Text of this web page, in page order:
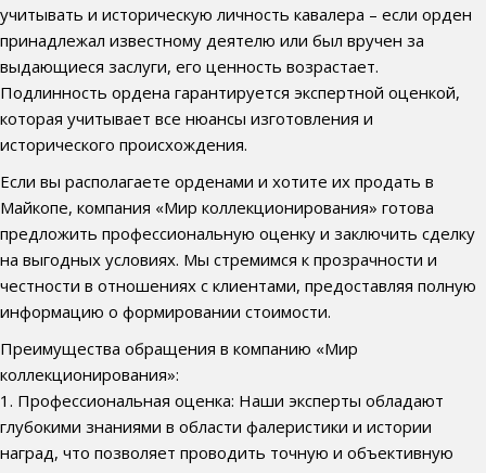
учитывать и историческую личность кавалера – если орден
принадлежал известному деятелю или был вручен за
выдающиеся заслуги, его ценность возрастает.
Подлинность ордена гарантируется экспертной оценкой,
которая учитывает все нюансы изготовления и
исторического происхождения.
Если вы располагаете орденами и хотите их продать в
Майкопе, компания «Мир коллекционирования» готова
предложить профессиональную оценку и заключить сделку
на выгодных условиях. Мы стремимся к прозрачности и
честности в отношениях с клиентами, предоставляя полную
информацию о формировании стоимости.
Преимущества обращения в компанию «Мир
коллекционирования»:
1. Профессиональная оценка: Наши эксперты обладают
глубокими знаниями в области фалеристики и истории
наград, что позволяет проводить точную и объективную